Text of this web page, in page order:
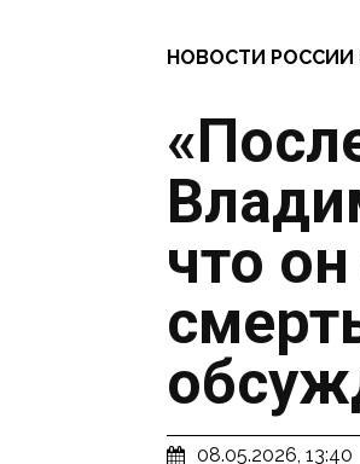
НОВОСТИ РОССИИ
что
08.05.2026, 13:40